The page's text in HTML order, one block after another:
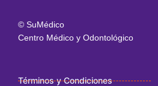
© SuMédico
Centro Médico y Odontológico
Términos y Condiciones